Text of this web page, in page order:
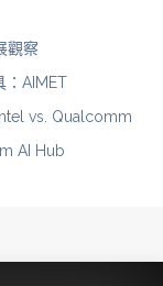
觀察
：AIMET
vs. Qualcomm
AI Hub